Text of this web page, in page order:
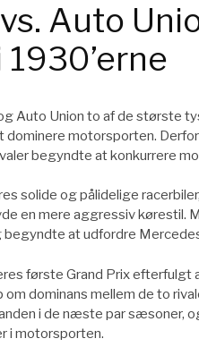
Auto
Auto Union to af de største
motorsporten.
begyndte at konkurrere
solide og pålidelige
en mere aggressiv kørestil.
at udfordre
første Grand Prix efterfulgt
om dominans mellem de to
i de næste par sæsoner,
i motorsporten.